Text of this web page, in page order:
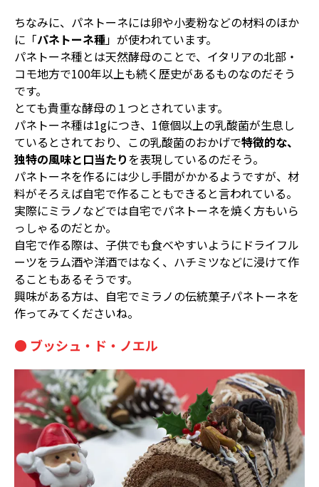
ちなみに、パネトーネには卵や小麦粉などの材料のほか
に「パネトーネ種」が使われています。
パネトーネ種とは天然酵母のことで、イタリアの北部・
コモ地方で100年以上も続く歴史があるものなのだそう
です。
とても貴重な酵母の１つとされています。
パネトーネ種は1gにつき、1億個以上の乳酸菌が生息し
ているとされており、この乳酸菌のおかげで特徴的な、
独特の風味と口当たりを表現しているのだそう。
パネトーネを作るには少し手間がかかるようですが、材
料がそろえば自宅で作ることもできると言われている。
実際にミラノなどでは自宅でパネトーネを焼く方もいら
っしゃるのだとか。
自宅で作る際は、子供でも食べやすいようにドライフル
ーツをラム酒や洋酒ではなく、ハチミツなどに浸けて作
ることもあるそうです。
興味がある方は、自宅でミラノの伝統菓子パネトーネを
作ってみてくださいね。
● ブッシュ・ド・ノエル